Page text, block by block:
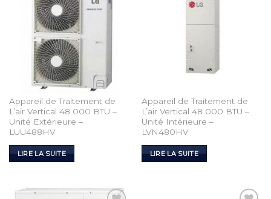
Appareil de Traitement de
L’air Vertical 48 000 BTU –
Unité Extérieure –
LUU488HV
LIRE LA SUITE
Appareil de Traitement de
L’air Vertical 48 000 BTU –
Unité Intérieure –
LVN480HV
LIRE LA SUITE